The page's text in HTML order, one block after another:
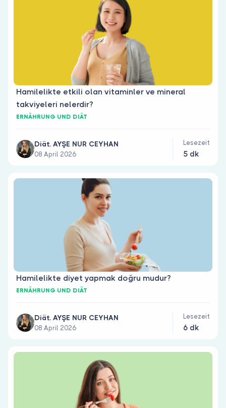
Hamilelikte etkili olan vitaminler ve mineral
takviyeleri nelerdir?
ERNÄHRUNG UND DIÄT
Diät. AYŞE NUR CEYHAN
08 April 2026
Lesezeit
5 dk
Hamilelikte diyet yapmak doğru mudur?
ERNÄHRUNG UND DIÄT
Diät. AYŞE NUR CEYHAN
08 April 2026
Lesezeit
6 dk